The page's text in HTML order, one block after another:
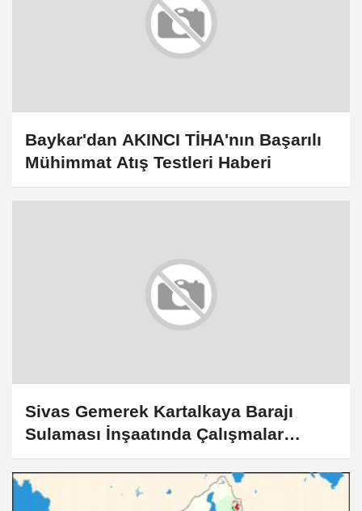
Baykar'dan AKINCI TİHA'nın Başarılı
Mühimmat Atış Testleri Haberi
Sivas Gemerek Kartalkaya Barajı
Sulaması İnşaatında Çalışmalar
Sürüyor